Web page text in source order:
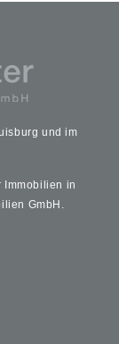
und im
Immobilien in
GmbH.